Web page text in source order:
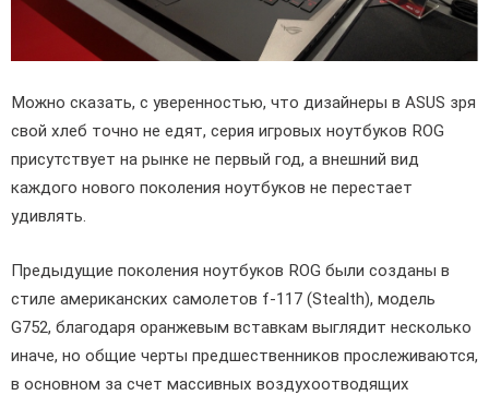
Можно сказать, с уверенностью, что дизайнеры в ASUS зря
свой хлеб точно не едят, серия игровых ноутбуков ROG
присутствует на рынке не первый год, а внешний вид
каждого нового поколения ноутбуков не перестает
удивлять.
Предыдущие поколения ноутбуков ROG были созданы в
стиле американских самолетов f-117 (Stealth), модель
G752, благодаря оранжевым вставкам выглядит несколько
иначе, но общие черты предшественников прослеживаются,
в основном за счет массивных воздухоотводящих